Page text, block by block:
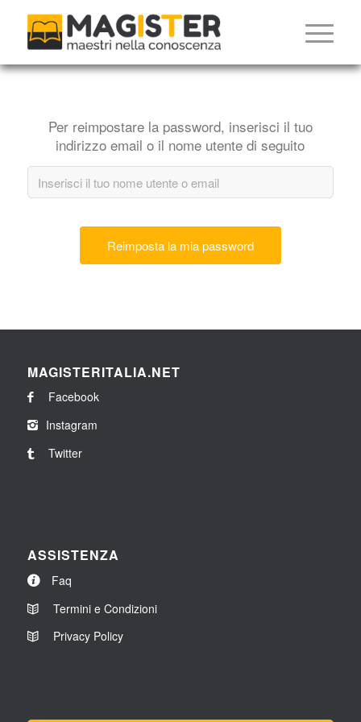
Per reimpostare la password, inserisci il tuo
indirizzo email o il nome utente di seguito
MAGISTERITALIA.NET
Facebook
Instagram
Twitter
ASSISTENZA
Faq
Termini e Condizioni
Privacy Policy